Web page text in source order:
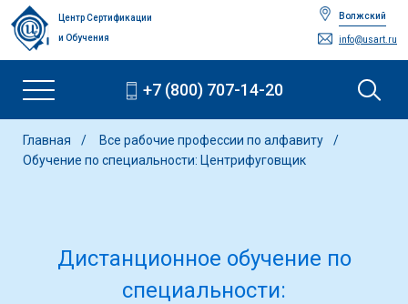
Центр Сертификации
и Обучения
Волжский
info@usart.ru
+7 (800) 707-14-20
Главная
Все рабочие профессии по алфавиту
Обучение по специальности: Центрифуговщик
Дистанционное обучение по
специальности: